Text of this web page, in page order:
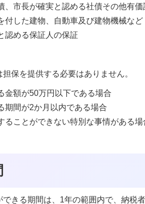
、市長が確実と認める社債その他有価
付した建物、自動車及び建物機械など
認める保証人の保証
保を提供する必要はありません。
金額が50万円以下である場合
期間が2か月以内である場合
ることができない特別な事情がある場
できる期間は、1年の範囲内で、納税